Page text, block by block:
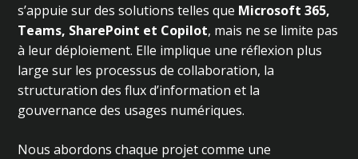
s’appuie sur des solutions telles que Microsoft 365,
Teams, SharePoint et Copilot, mais ne se limite pas
à leur déploiement. Elle implique une réflexion plus
large sur les processus de collaboration, la
structuration des flux d’information et la
gouvernance des usages numériques.
Nous abordons chaque projet comme une